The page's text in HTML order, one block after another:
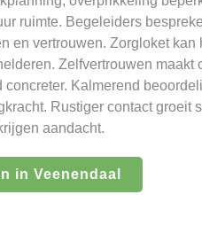
ruimte. Begeleiders
en vertrouwen. Zorgloket kan
Zelfvertrouwen maakt
Kalmerend
Rustiger contact groeit
aandacht.
in Veenendaal